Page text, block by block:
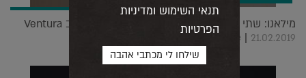
מילאנו: שתי מעצבות ישראליות הבטיחו את מקומן ב Ventura
Future | 21.02.2019
תנאי השימוש ומדיניות
הפרטיות